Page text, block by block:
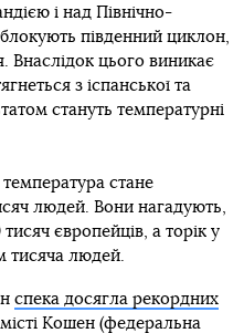
і над Північно-
південний циклон,
Внаслідок цього виникає
з іспанської та
стануть температурні
стане
людей. Вони нагадують,
європейців, а торік у
тисяча людей.
спека досягла рекордних
Кошен (федеральна